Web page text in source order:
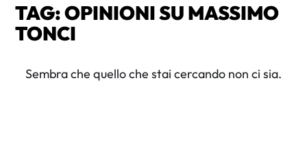
TAG: OPINIONI SU MASSIMO
TONCI
Sembra che quello che stai cercando non ci sia.